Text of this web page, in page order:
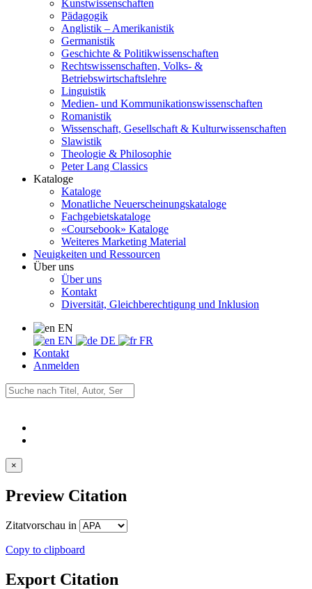
Kunstwissenschaften
Pädagogik
Anglistik – Amerikanistik
Germanistik
Geschichte & Politikwissenschaften
Rechtswissenschaften, Volks- &
Betriebswirtschaftslehre
Linguistik
Medien- und Kommunikationswissenschaften
Romanistik
Wissenschaft, Gesellschaft & Kulturwissenschaften
Slawistik
Theologie & Philosophie
Peter Lang Classics
Kataloge
Kataloge
Monatliche Neuerscheinungskataloge
Fachgebietskataloge
«Coursebook» Kataloge
Weiteres Marketing Material
Neuigkeiten und Ressourcen
Über uns
Über uns
Kontakt
Diversität, Gleichberechtigung und Inklusion
EN
EN
DE
FR
Kontakt
Anmelden
×
Preview Citation
Zitatvorschau in
Copy to clipboard
Export Citation